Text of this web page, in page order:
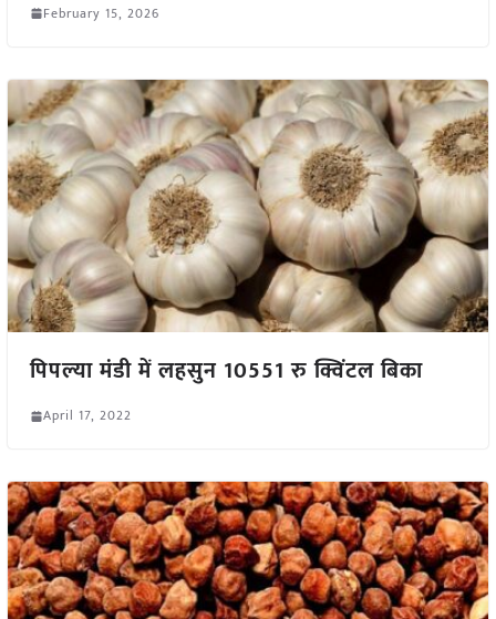
February 15, 2026
पिपल्या मंडी में लहसुन 10551 रु क्विंटल बिका
April 17, 2022